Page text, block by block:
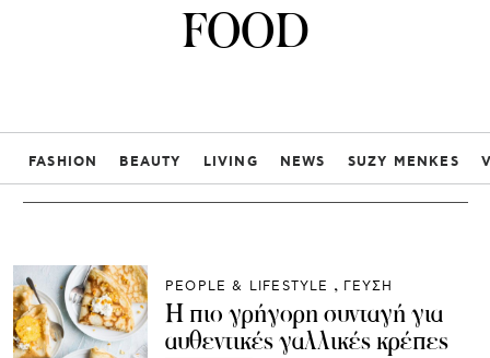
FOOD
FASHION BEAUTY LIVING NEWS SUZY MENKES
PEOPLE & LIFESTYLE ΓΕΥΣΗ
Η πιο γρήγορη συνταγή για
αυθεντικές γαλλικές κρέπες